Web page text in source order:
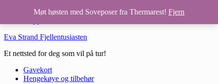
Hopp til hovedinnhold
Eva Strand Fjellentusiasten
Et nettsted for deg som vil på tur!
Gavekort
Hengekøye og tilbehør
Møt høsten med Soveposer fra Thermarest! Fjern